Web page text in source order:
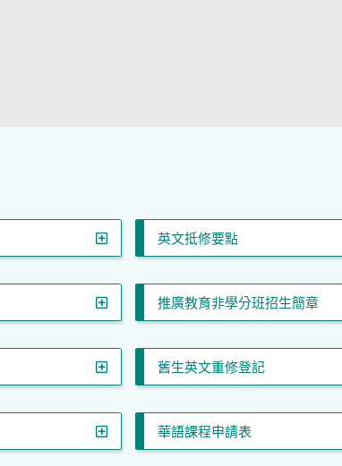
英文抵修要點
推廣教育非學分班招生簡章
舊生英文重修登記
華語課程申請表